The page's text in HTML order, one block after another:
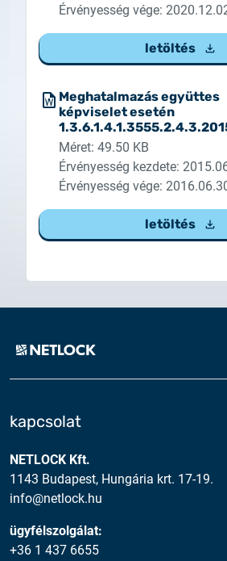
Érvényesség vége:
letöltés
Meghatalmazás együttes
képviselet esetén
Méret: 49.50 KB
Érvényesség kezdete:
Érvényesség vége:
letöltés
kapcsolat
NETLOCK Kft.
1143 Budapest, Hungária krt. 17-19.
info@netlock.hu
ügyfélszolgálat:
+36 1 437 6655